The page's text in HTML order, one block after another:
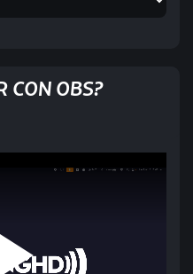
CON OBS?